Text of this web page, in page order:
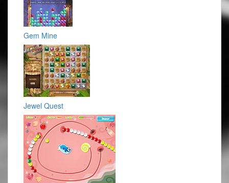
Gem Mine
Jewel Quest